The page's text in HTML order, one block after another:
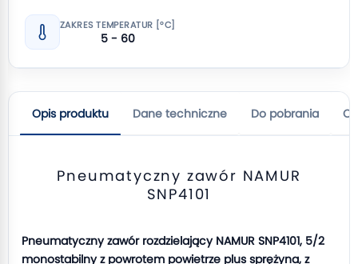
ZAKRES TEMPERATUR [°C]
5 - 60
Opis produktu Dane techniczne Do pobrania
Pneumatyczny zawór NAMUR
SNP4101
Pneumatyczny zawór rozdzielający NAMUR SNP4101, 5/2
monostabilny z powrotem powietrze plus sprężyna, z